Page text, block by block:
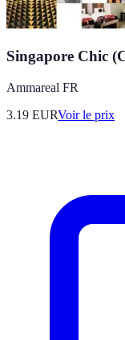
Singapore Chic
Ammareal FR
3.19 EURVoir le prix